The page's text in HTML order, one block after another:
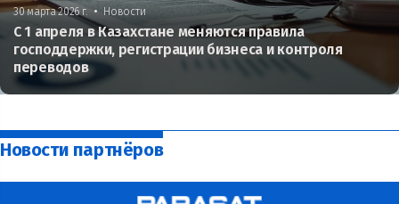
30 марта 2026 г. • Новости
С 1 апреля в Казахстане меняются правила
господдержки, регистрации бизнеса и контроля
переводов
Новости партнёров